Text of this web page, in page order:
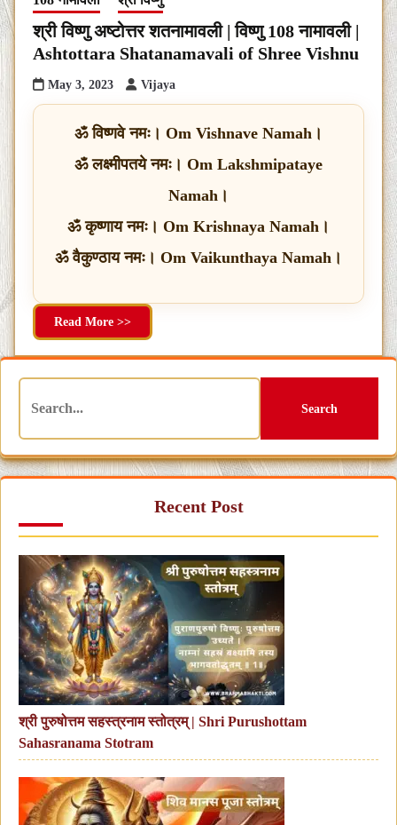
श्री विष्णु अष्टोत्तर शतनामावली | विष्णु 108 नामावली |
Ashtottara Shatanamavali of Shree Vishnu
May 3, 2023 Vijaya
ॐ विष्णवे नमः। Om Vishnave Namah।
ॐ लक्ष्मीपतये नमः। Om Lakshmipataye
Namah।
ॐ कृष्णाय नमः। Om Krishnaya Namah।
ॐ वैकुण्ठाय नमः। Om Vaikunthaya Namah।
Read More >>
Search
Recent Post
श्री पुरुषोत्तम सहस्त्रनाम स्तोत्रम् | Shri Purushottam
Sahasranama Stotram